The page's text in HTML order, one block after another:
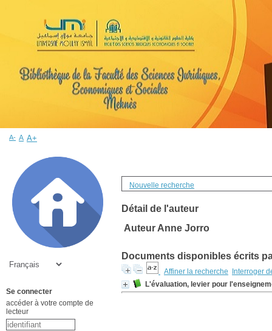
Nouvelle recherche
Détail de l'auteur
Auteur Anne Jorro
Documents disponibles écrits
Affiner la recherche
Interroger
L'évaluation, levier pour
A- A A+
Se connecter
accéder à votre compte de
lecteur